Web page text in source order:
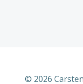
© 2026